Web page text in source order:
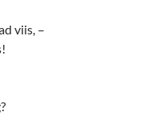
viis, –